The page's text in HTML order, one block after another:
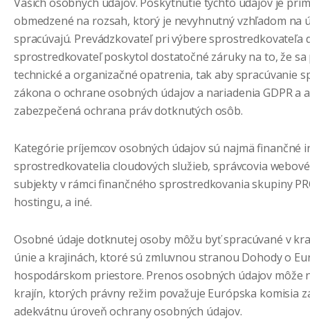
obmedzené na rozsah, ktorý je nevyhnutný vzhľadom na
spracúvajú. Prevádzkovateľ pri výbere sprostredkovateľa
sprostredkovateľ poskytol dostatočné záruky na to, že
technické a organizačné opatrenia, tak aby spracúvanie
zákona o ochrane osobných údajov a nariadenia GDPR a
zabezpečená ochrana práv dotknutých osôb.
Kategórie príjemcov osobných údajov sú najmä finančné
sprostredkovatelia cloudových služieb, správcovia
subjekty v rámci finančného sprostredkovania skupiny
hostingu, a iné.
Osobné údaje dotknutej osoby môžu byť spracúvané v
únie a krajinách, ktoré sú zmluvnou stranou Dohody o
hospodárskom priestore. Prenos osobných údajov môže
krajín, ktorých právny režim považuje Európska komisia
adekvátnu úroveň ochrany osobných údajov.